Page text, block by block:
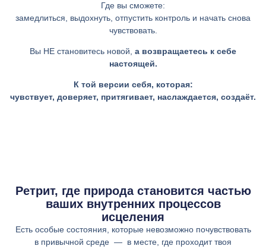
Где вы сможете:
замедлиться, выдохнуть, отпустить контроль и начать снова
чувствовать.
Вы НЕ становитесь новой, а возвращаетесь к себе
настоящей.
К той версии себя, которая:
чувствует, доверяет, притягивает, наслаждается, создаёт.
Ретрит, где природа становится частью
ваших внутренних процессов
исцеления
Есть особые состояния, которые невозможно почувствовать
в привычной среде — в месте, где проходит твоя